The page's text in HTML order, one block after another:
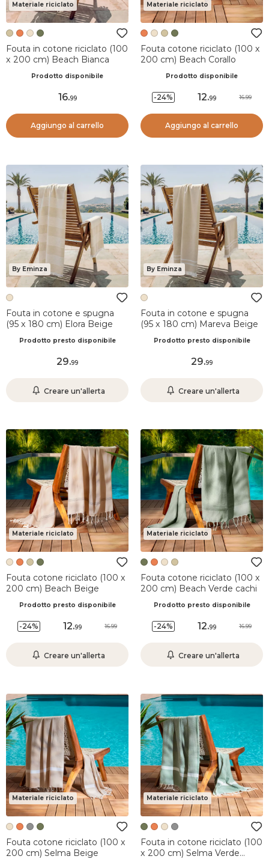
Materiale riciclato
Fouta in cotone riciclato (100
x 200 cm) Beach Bianca
Prodotto disponibile
16.99
Aggiungo al carrello
Materiale riciclato
Fouta cotone riciclato (100 x
200 cm) Beach Corallo
Prodotto disponibile
-24% 12.99 16.99
Aggiungo al carrello
By Eminza
Fouta in cotone e spugna
(95 x 180 cm) Elora Beige
Prodotto presto disponibile
29.99
Creare un'allerta
By Eminza
Fouta in cotone e spugna
(95 x 180 cm) Mareva Beige
Prodotto presto disponibile
29.99
Creare un'allerta
Materiale riciclato
Fouta cotone riciclato (100 x
200 cm) Beach Beige
Prodotto presto disponibile
-24% 12.99 16.99
Creare un'allerta
Materiale riciclato
Fouta cotone riciclato (100 x
200 cm) Beach Verde cachi
Prodotto presto disponibile
-24% 12.99 16.99
Creare un'allerta
Materiale riciclato
Fouta cotone riciclato (100 x
200 cm) Selma Beige
Materiale riciclato
Fouta in cotone riciclato (100
x 200 cm) Selma Verde